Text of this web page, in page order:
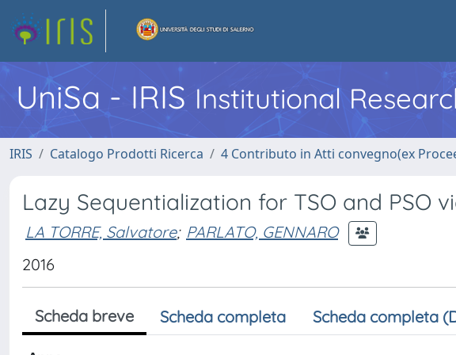
UniSa - IRIS Institutional
IRIS Catalogo Prodotti Ricerca 4 Contributo in Atti convegno(ex
Lazy Sequentialization for TSO and PSO
LA TORRE, Salvatore; PARLATO, GENNARO
2016
Scheda breve Scheda completa Scheda completa